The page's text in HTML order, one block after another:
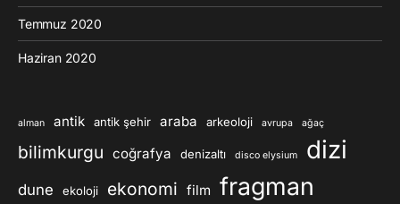
Temmuz 2020
Haziran 2020
alman antik antik şehir araba arkeoloji avrupa ağaç
bilimkurgu coğrafya denizaltı disco elysium dizi
dune ekoloji ekonomi film fragman